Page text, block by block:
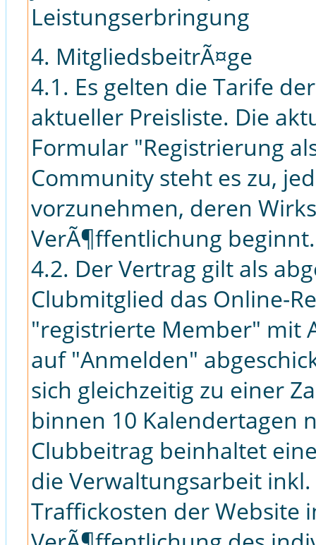
Leistungserbringung
4. MitgliedsbeitrÃ¤ge
4.1. Es gelten die Tarife
aktueller Preisliste. Die
Formular "Registrierung
Community steht es zu,
vorzunehmen, deren
VerÃ¶ffentlichung beginnt.
4.2. Der Vertrag gilt als
Clubmitglied das Online-
"registrierte Member" mit
auf "Anmelden"
sich gleichzeitig zu einer
binnen 10 Kalendertagen
Clubbeitrag beinhaltet
die Verwaltungsarbeit
Traffickosten der Website